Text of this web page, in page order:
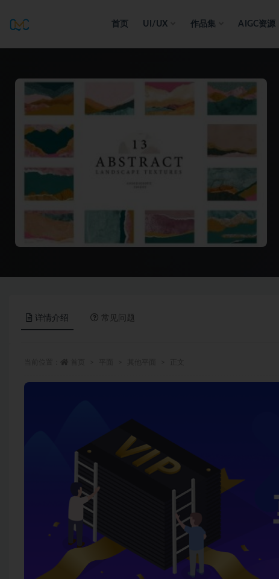
首页 UI/UX 作品集 AIGC资源
详情介绍 常见问题